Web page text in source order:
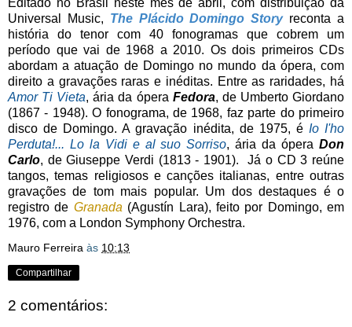
Universal Music, The Plácido Domingo Storyreconta a
história do tenor com 40 fonogramas que cobrem um
período que vai de 1968 a 2010. Os dois primeiros CDs
abordam a atuação de Domingo no mundo da ópera, com
direito a gravações raras e inéditas. Entre as raridades, há
Amor Ti Vieta, ária da ópera Fedora, de Umberto Giordano
(1867 - 1948). O fonograma, de 1968, faz parte do primeiro
disco de Domingo. A gravação inédita, de 1975, é Io I'ho
Perduta!... Lo la Vidi e al suo Sorriso, ária da óperaDon
Carlo, de Giuseppe Verdi (1813 - 1901). Já o CD 3 reúne
tangos, temas religiosos e canções italianas, entre outras
gravações de tom mais popular. Um dos destaques é o
registro de Granada (Agustín Lara), feito por Domingo, em
1976, com a London Symphony Orchestra.
Mauro Ferreira às 10:13
Compartilhar
2 comentários: